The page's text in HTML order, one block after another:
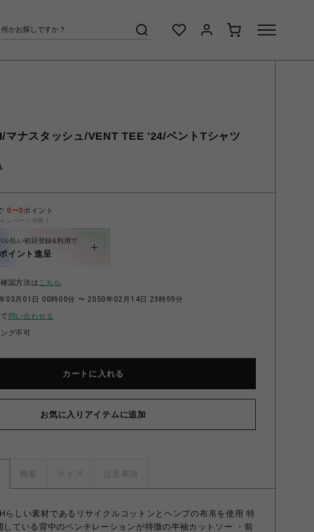
マナスタッシュ/VENT TEE '24/ベントTシャツ
0〜0ポイント
ンペーン分除く
ル払い初回登録&利用で
イント進呈
認方法はこちら
03月01日 00時00分 〜 2050年02月14日 23時59分
問い合わせる
グ不可
カートに入れる
お気に入りアイテムに追加
概要 サイズ 注意事項
らしい素材であるリサイクルコットンとヘンプの布帛を使用 特
している背中のベンチレーションが特徴の半袖カットソー ・前